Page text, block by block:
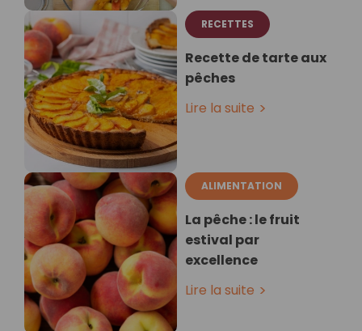
RECETTES
Recette de tarte aux
pêches
Lire la suite
ALIMENTATION
La pêche : le fruit
estival par
excellence
Lire la suite